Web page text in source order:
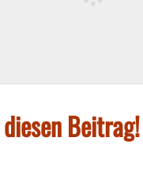
Beitrag!